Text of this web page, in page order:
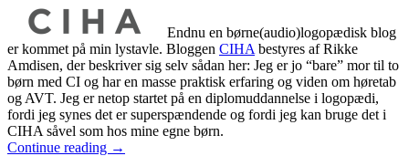
Endnu en børne(audio)logopædisk blog
er kommet på min lystavle. Bloggen CIHA bestyres af Rikke
Amdisen, der beskriver sig selv sådan her: Jeg er jo “bare” mor til to
børn med CI og har en masse praktisk erfaring og viden om høretab
og AVT. Jeg er netop startet på en diplomuddannelse i logopædi,
fordi jeg synes det er superspændende og fordi jeg kan bruge det i
CIHA såvel som hos mine egne børn.
Continue reading →